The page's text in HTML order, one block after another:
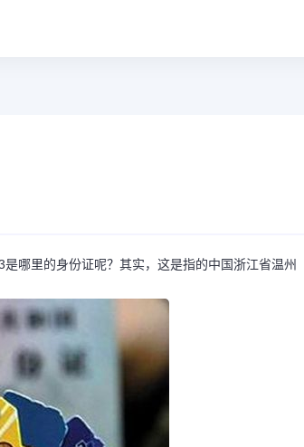
哪里的身份证呢？其实，这是指的中国浙江省温州